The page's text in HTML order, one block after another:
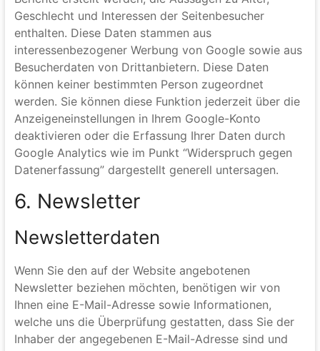
Demografische Merkmale bei Google Analytics
Diese Website nutzt die Funktion “demografische
Merkmale” von Google Analytics. Dadurch können
Berichte erstellt werden, die Aussagen zu Alter,
Geschlecht und Interessen der Seitenbesucher
enthalten. Diese Daten stammen aus
interessenbezogener Werbung von Google sowie aus
Besucherdaten von Drittanbietern. Diese Daten
können keiner bestimmten Person zugeordnet
werden. Sie können diese Funktion jederzeit über die
Anzeigeneinstellungen in Ihrem Google-Konto
deaktivieren oder die Erfassung Ihrer Daten durch
Datenerfassung” dargestellt generell untersagen.
6. Newsletter
Newsletterdaten
Wenn Sie den auf der Website angebotenen